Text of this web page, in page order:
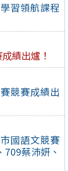
習領航課程
績出爐！
競賽成績出
國語文競賽
蔡沛妍、